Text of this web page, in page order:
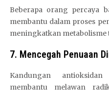
Beberapa orang percaya
membantu dalam proses
meningkatkan metabolisme
7. Mencegah Penuaan
Kandungan
membantu melawan